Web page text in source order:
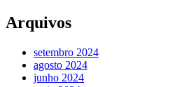
Arquivos
setembro 2024
agosto 2024
junho 2024